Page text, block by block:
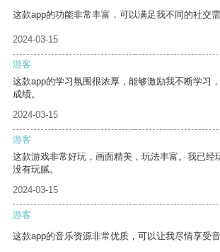
这款app的功能非常丰富，可以满足我不同的社交需
2024-03-15
游客
这款app的学习氛围很浓厚，能够激励我不断学习
成绩。
2024-03-15
游客
这款游戏非常好玩，画面精美，玩法丰富。我已经
没有玩腻。
2024-03-15
游客
这款app的音乐资源非常优质，可以让我尽情享受音